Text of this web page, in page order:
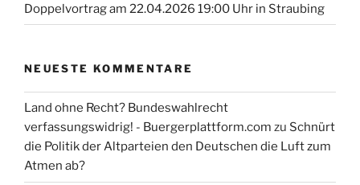
Doppelvortrag am 22.04.2026 19:00 Uhr in Straubing
NEUESTE KOMMENTARE
Land ohne Recht? Bundeswahlrecht
verfassungswidrig! - Buergerplattform.com zu Schnürt
die Politik der Altparteien den Deutschen die Luft zum
Atmen ab?